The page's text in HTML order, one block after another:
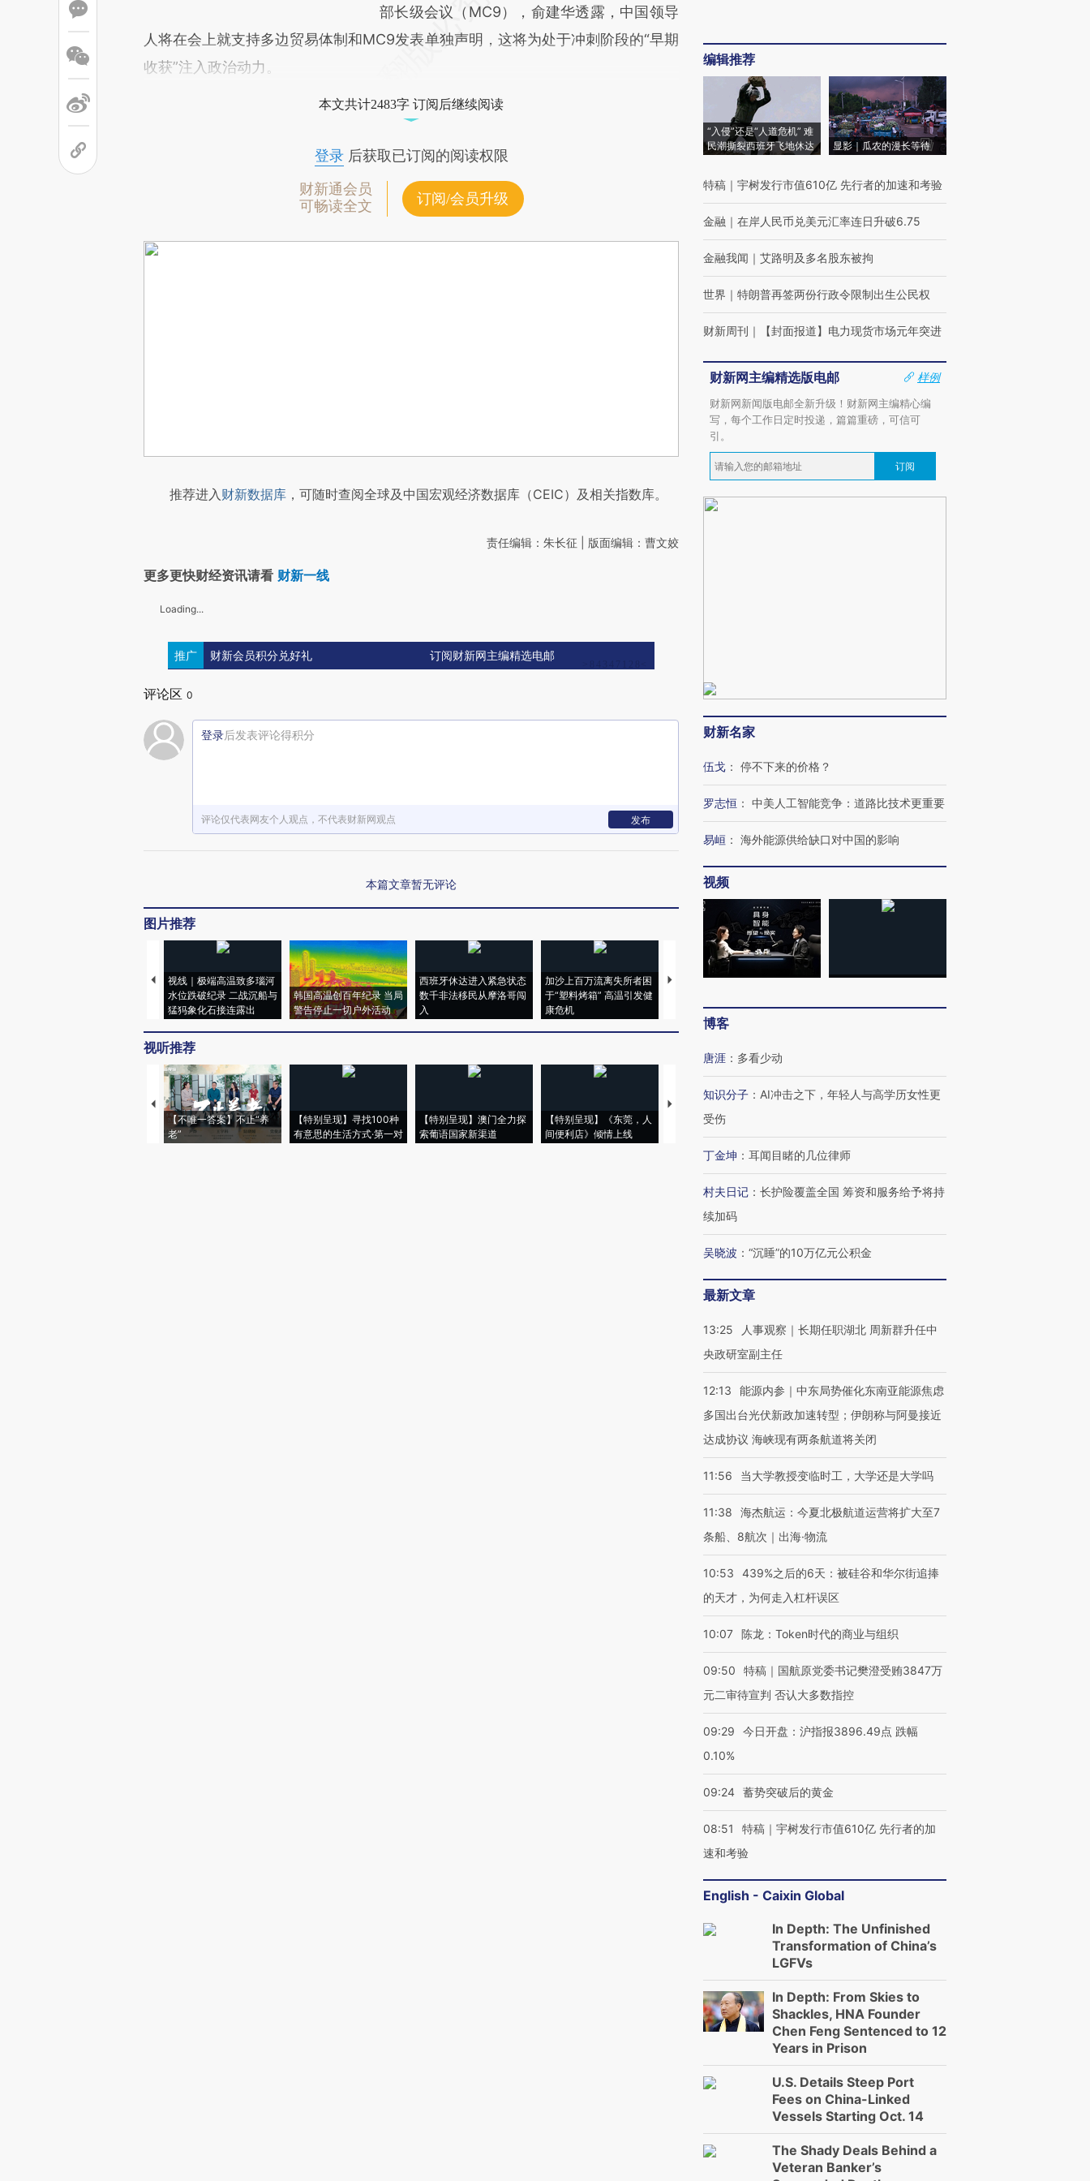
部长级会议（MC9），俞建华透露，中国领导
人将在会上就支持多边贸易体制和MC9发表单独声明，这将为处于冲刺阶段的“早期
收获”注入政治动力。
本文共计2483字 订阅后继续阅读
登录后获取已订阅的阅读权限
财新通会员
可畅读全文
订阅/会员升级
推荐进入财新数据库 ，可随时查阅全球及中国宏观经济数据库（CEIC）及相关指数库。
责任编辑：朱长征 | 版面编辑：曹文姣
更多更快财经资讯请看 财新一线
Loading...
推广 财新会员积分兑好礼 订阅财新网主编精选电邮
评论区 0
登录后发表评论得积分
评论仅代表网友个人观点，不代表财新网观点 发布
本篇文章暂无评论
图片推荐
视线｜极端高温致多瑙河
水位跌破纪录 二战沉船与
猛犸象化石接连露出
韩国高温创百年纪录 当局
警告停止一切户外活动
西班牙休达进入紧急状态
数千非法移民从摩洛哥闯
入
加沙上百万流离失所者困
于“塑料烤箱” 高温引发健
康危机
视线｜HYROX的吸金
心“花钱找虐”？
马航飞行员跨国走私7万
毒品
视线｜被称为“蟑螂”的印
育部长拱下台
视听推荐
【不唯一答案】不止“养
老”
【特别呈现】寻找100种
有意思的生活方式·第一对
【特别呈现】澳门全力探
索葡语国家新渠道
【特别呈现】《东莞，人
间便利店》倾情上线
【推广】走进第四届链博
会，让数智科技“链”接产
有意思的生活方式·第三对
住三大增长引擎是什么？
编辑推荐
“入侵”还是“人道危机” 难
民潮撕裂西班牙飞地休达
显影｜瓜农的漫长等待
特稿 ｜ 宇树发行市值610亿 先行者的加速和考验
金融 ｜ 在岸人民币兑美元汇率连日升破6.75
金融我闻 ｜ 艾路明及多名股东被拘
世界 ｜ 特朗普再签两份行政令限制出生公民权
财新周刊 ｜ 【封面报道】电力现货市场元年突进
财新网主编精选版电邮
样例
财新网新闻版电邮全新升级！财新网主编精心编
写，每个工作日定时投递，篇篇重磅，可信可
引。
订阅
财新名家
伍戈 ： 停不下来的价格？
罗志恒 ： 中美人工智能竞争：道路比技术更重要
易峘 ： 海外能源供给缺口对中国的影响
视频
博客
唐涯 ： 多看少动
知识分子 ： AI冲击之下，年轻人与高学历女性更
受伤
丁金坤 ： 耳闻目睹的几位律师
村夫日记 ： 长护险覆盖全国 筹资和服务给予将持
续加码
吴晓波 ： “沉睡”的10万亿元公积金
最新文章
13:25
人事观察｜长期任职湖北 周新群升任中
央政研室副主任
12:13
能源内参｜中东局势催化东南亚能源焦虑
多国出台光伏新政加速转型；伊朗称与阿曼接近
达成协议 海峡现有两条航道将关闭
11:56 当大学教授变临时工，大学还是大学吗
11:38
海杰航运：今夏北极航道运营将扩大至7
条船、8航次｜出海·物流
10:53
439%之后的6天：被硅谷和华尔街追捧
的天才，为何走入杠杆误区
10:07 陈龙：Token时代的商业与组织
09:50
特稿｜国航原党委书记樊澄受贿3847万
元二审待宣判 否认大多数指控
09:29
今日开盘：沪指报3896.49点 跌幅
0.10%
09:24 蓄势突破后的黄金
08:51
特稿｜宇树发行市值610亿 先行者的加
速和考验
English - Caixin Global
In Depth: The Unfinished
Transformation of China’s
LGFVs
In Depth: From Skies to
Shackles, HNA Founder
Chen Feng Sentenced to 12
Years in Prison
U.S. Details Steep Port
Fees on China-Linked
Vessels Starting Oct. 14
The Shady Deals Behind a
Veteran Banker’s